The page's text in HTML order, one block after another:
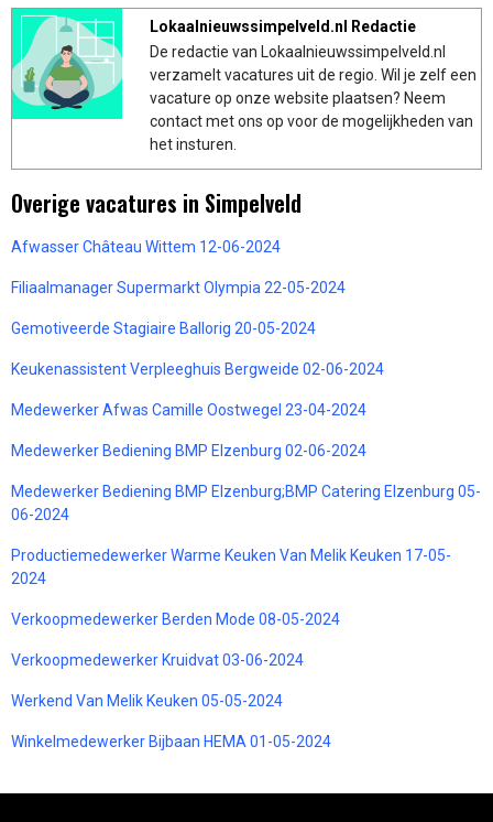
Lokaalnieuwssimpelveld.nl Redactie
De redactie van Lokaalnieuwssimpelveld.nl
verzamelt vacatures uit de regio. Wil je zelf een
vacature op onze website plaatsen? Neem
contact met ons op voor de mogelijkheden van
het insturen.
Overige vacatures in Simpelveld
Afwasser Château Wittem 12-06-2024
Filiaalmanager Supermarkt Olympia 22-05-2024
Gemotiveerde Stagiaire Ballorig 20-05-2024
Keukenassistent Verpleeghuis Bergweide 02-06-2024
Medewerker Afwas Camille Oostwegel 23-04-2024
Medewerker Bediening BMP Elzenburg 02-06-2024
Medewerker Bediening BMP Elzenburg;BMP Catering Elzenburg 05-
06-2024
Productiemedewerker Warme Keuken Van Melik Keuken 17-05-
2024
Verkoopmedewerker Berden Mode 08-05-2024
Verkoopmedewerker Kruidvat 03-06-2024
Werkend Van Melik Keuken 05-05-2024
Winkelmedewerker Bijbaan HEMA 01-05-2024